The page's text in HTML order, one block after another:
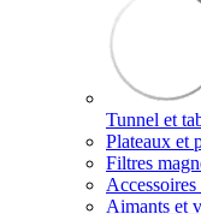
Tunnel et
Plateaux et
Filtres
Aimants et